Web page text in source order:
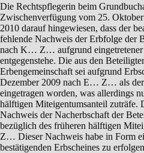
Die Rechtspflegerin beim
Zwischenverfügung vom 25.
2010 darauf hingewiesen, dass der
fehlende Nachweis der Erbfolge der
nach K… Z… aufgrund eingetretener
entgegenstehe. Die aus den
Erbengemeinschaft sei aufgrund
Dezember 2009 nach E… Z… als
eingetragen worden, was allerdings
hälftigen Miteigentumsanteil zuträfe.
Nachweis der Nacherbschaft der
bezüglich des früheren hälftigen
Z… Dieser Nachweis habe in Form
bestätigenden Erbscheines zu